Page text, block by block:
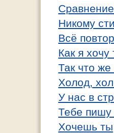
Сравнение
Никому
Всё
Как я хочу
Так что
Холод,
У нас в
Тебе пишу
Хочешь